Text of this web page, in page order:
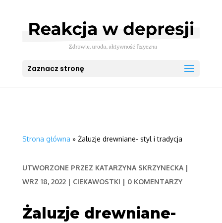
Zaznacz stronę
Strona główna » Żaluzje drewniane- styl i tradycja
UTWORZONE PRZEZ KATARZYNA SKRZYNECKA|
WRZ 18, 2022| CIEKAWOSTKI | 0 KOMENTARZY
Żaluzje drewniane-